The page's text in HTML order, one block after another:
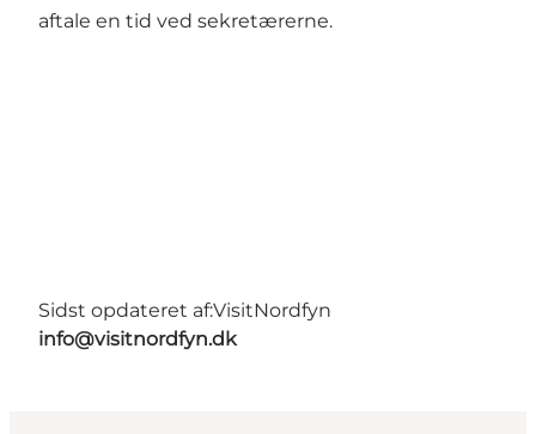
aftale en tid ved sekretærerne.
Sidst opdateret af:VisitNordfyn
info@visitnordfyn.dk